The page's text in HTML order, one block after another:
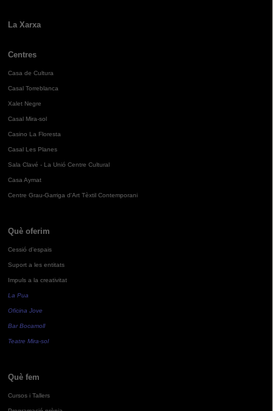
La Xarxa
Centres
Casa de Cultura
Casal Torreblanca
Xalet Negre
Casal Mira-sol
Casino La Floresta
Casal Les Planes
Sala Clavé - La Unió Centre Cultural
Casa Aymat
Centre Grau-Garriga d'Art Tèxtil Contemporani
Què oferim
Cessió d'espais
Suport a les entitats
Impuls a la creativitat
La Pua
Oficina Jove
Bar Bocamoll
Teatre Mira-sol
Què fem
Cursos i Tallers